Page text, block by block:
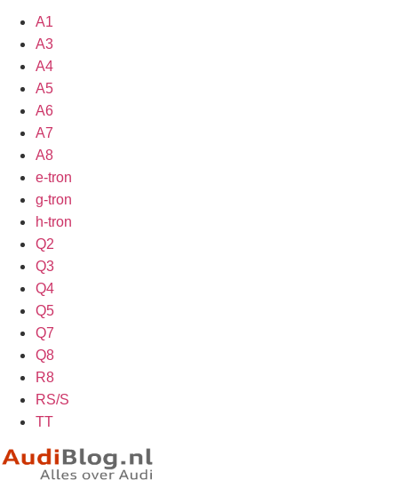
A1
A3
A4
A5
A6
A7
A8
e-tron
g-tron
h-tron
Q2
Q3
Q4
Q5
Q7
Q8
R8
RS/S
TT